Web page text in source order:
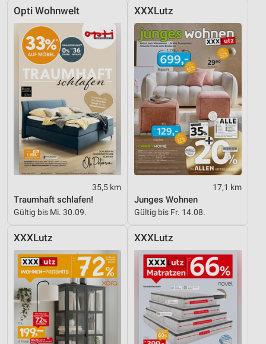
Opti Wohnwelt
35,5 km
Traumhaft schlafen!
Gültig bis Mi. 30.09.
XXXLutz
17,1 km
Junges Wohnen
Gültig bis Fr. 14.08.
XXXLutz XXXLutz